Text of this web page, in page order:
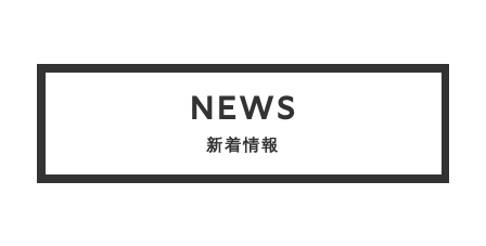
NEWS
新着情報